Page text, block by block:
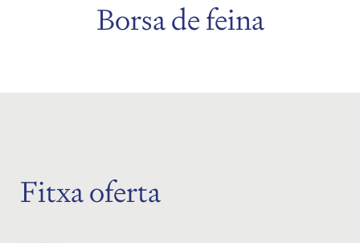
Borsa de feina
Fitxa oferta